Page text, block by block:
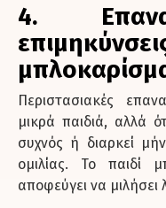
4.
Περιστασιακές
μικρά παιδιά, αλλά
συχνός ή διαρκεί
ομιλίας. Το παιδί
αποφεύγει να